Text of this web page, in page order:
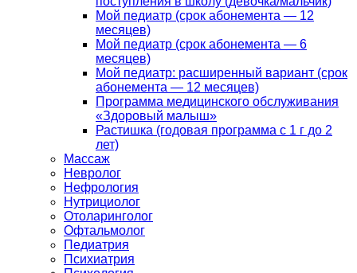
Мой педиатр (срок абонемента — 12
месяцев)
Мой педиатр (срок абонемента — 6
месяцев)
Мой педиатр: расширенный вариант (срок
абонемента — 12 месяцев)
Программа медицинского обслуживания
«Здоровый малыш»
Растишка (годовая программа с 1 г до 2
лет)
Массаж
Невролог
Нефрология
Нутрициолог
Отоларинголог
Офтальмолог
Педиатрия
Психиатрия